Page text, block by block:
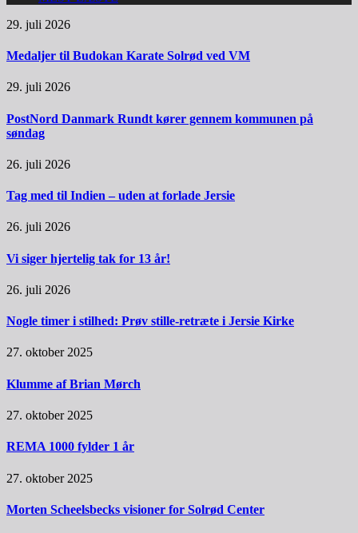
29. juli 2026
Medaljer til Budokan Karate Solrød ved VM
29. juli 2026
PostNord Danmark Rundt kører gennem kommunen på
søndag
26. juli 2026
Tag med til Indien – uden at forlade Jersie
26. juli 2026
Vi siger hjertelig tak for 13 år!
26. juli 2026
Nogle timer i stilhed: Prøv stille-retræte i Jersie Kirke
27. oktober 2025
Klumme af Brian Mørch
27. oktober 2025
REMA 1000 fylder 1 år
27. oktober 2025
Morten Scheelsbecks visioner for Solrød Center